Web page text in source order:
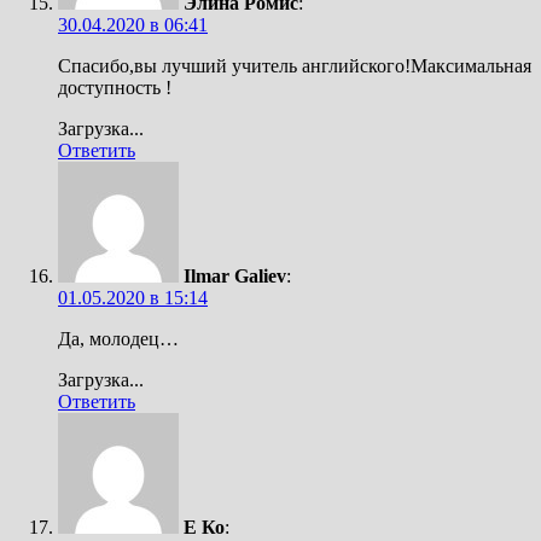
30.04.2020 в 06:41
Спасибо,вы лучший учитель английского!Максимальная
доступность !
Загрузка...
Ответить
Ilmar Galiev:
01.05.2020 в 15:14
Да, молодец…
Загрузка...
Ответить
Е Ко: